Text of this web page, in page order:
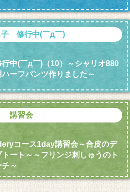
子 修行中(￣д￣)
中(￣д￣)（10）～シャリオ880
ーフパンツ作りました～
講習会
コース1day講習会～合皮のデ
トート～～フリンジ刺しゅうのト
～